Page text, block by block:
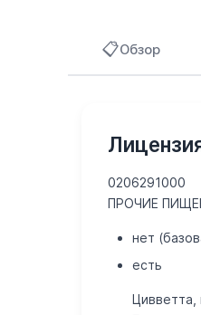
📋Обзор
0206291000
ПРОЧИЕ
нет
есть
Цивветта,